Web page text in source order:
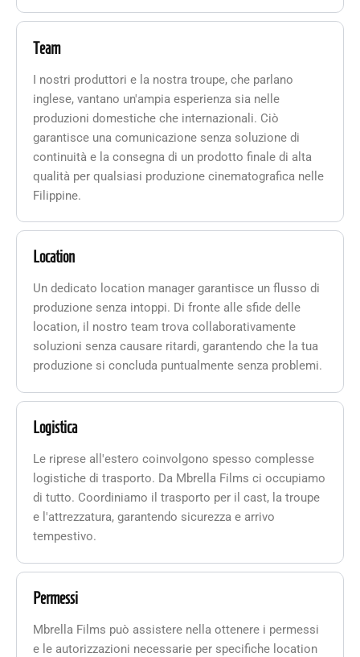
Team
I nostri produttori e la nostra troupe, che parlano
inglese, vantano un'ampia esperienza sia nelle
produzioni domestiche che internazionali. Ciò
garantisce una comunicazione senza soluzione di
continuità e la consegna di un prodotto finale di alta
qualità per qualsiasi produzione cinematografica nelle
Filippine.
Location
Un dedicato location manager garantisce un flusso di
produzione senza intoppi. Di fronte alle sfide delle
location, il nostro team trova collaborativamente
soluzioni senza causare ritardi, garantendo che la tua
produzione si concluda puntualmente senza problemi.
Logistica
Le riprese all'estero coinvolgono spesso complesse
logistiche di trasporto. Da Mbrella Films ci occupiamo
di tutto. Coordiniamo il trasporto per il cast, la troupe
e l'attrezzatura, garantendo sicurezza e arrivo
tempestivo.
Permessi
Mbrella Films può assistere nella ottenere i permessi
e le autorizzazioni necessarie per specifiche location